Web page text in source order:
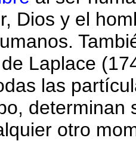
Dios y el
de Laplace
las
determinan
otro